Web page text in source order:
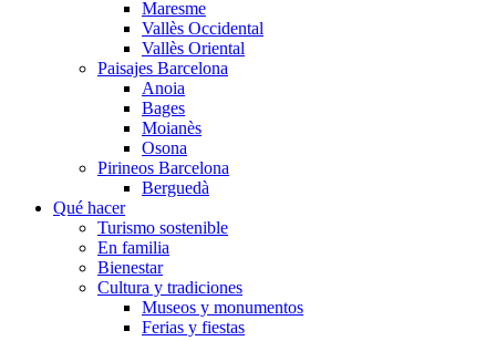
Maresme
Vallès Occidental
Vallès Oriental
Paisajes Barcelona
Anoia
Bages
Moianès
Osona
Pirineos Barcelona
Berguedà
Qué hacer
Turismo sostenible
En familia
Bienestar
Cultura y tradiciones
Museos y monumentos
Ferias y fiestas